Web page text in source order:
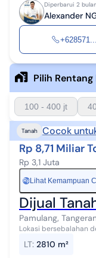
Diperbarui 2
Alexander
+628571...
Pilih
100 - 400 jt
Tanah Cocok
Rp 8,71 Miliar
Rp 3,1 Juta
Rp Lihat Kemampuan
Dijual
Pamulang,
Lokasi bersebalahan
LT: 2810 m²